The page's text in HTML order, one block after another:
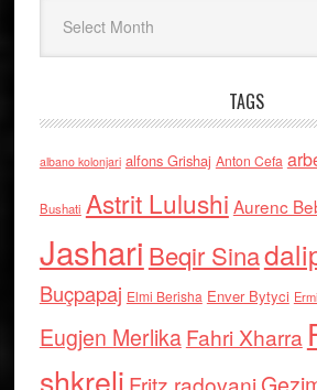
TAGS
albano kolonjari alfons Grishaj Anton Cefa
Bushati Astrit Lulushi Aurenc
Jashari Beqir Sina
Buçpapaj Elmi Berisha Enver Bytyci
Eugjen MerlikaFahri Xharra
shkreli Fritz radovani